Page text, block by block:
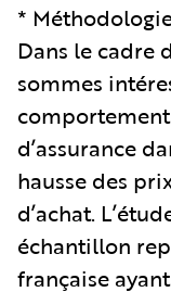
*
Dans le cadre
sommes
d’assurance
hausse des
d’achat.
échantillon
française